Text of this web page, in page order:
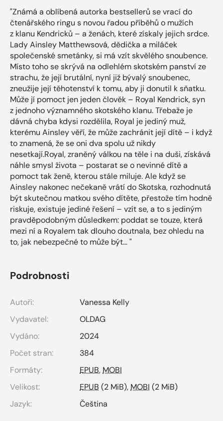
"Známá a oblíbená autorka bestsellerů se vrací do
čtenářského ringu s novou řadou příběhů o mužích
z klanu Kendricků – a ženách, které získaly jejich srdce.
Lady Ainsley Matthewsová, dědička a miláček
společenské smetánky, si má vzít skvělého snoubence.
Místo toho se skrývá na odlehlém skotském panství ze
strachu, že její brutální, nyní již bývalý snoubenec,
zneužije její těhotenství k tomu, aby ji donutil k sňatku.
Může jí pomoct jen jeden člověk – Royal Kendrick, syn
z jednoho významného skotského klanu. Třebaže je
dávná chyba kdysi rozdělila, Royal je jediný muž,
kterému Ainsley věří, že může zachránit její dítě – i když
to znamená, že se oni dva spolu už nikdy
nesetkají.Royal, zraněný válkou na těle i na duši, získává
náhle smysl života – postarat se o nevinné dítě a
pomoct tak ženě, kterou stále miluje. Ale když se
Ainsley nakonec nečekaně vrátí do Skotska, rozhodnutá
být skutečnou matkou svého dítěte, přestože tím hodně
riskuje, existuje jediné řešení – vzít se, a to s jediným
pravděpodobným důsledkem: poddat se touze, která
mezi ní a Royalem tak dlouho doutnala, bez ohledu na
to, jak nebezpečné to může být… "
Podrobnosti
Autoři:
Vanessa Kelly
Vydavatel:
OLDAG
Vydáno:
2024
Počet stran:
384
Formáty:
EPUB, MOBI
Velikost:
EPUB (2 MiB), MOBI (2 MiB)
Jazyk:
Čeština